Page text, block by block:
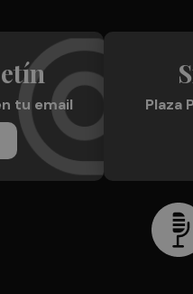
tu email
Plaza